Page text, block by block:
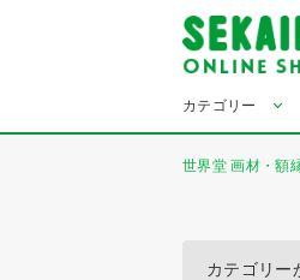
カテゴリー
世界堂 画材・額
カテゴリー